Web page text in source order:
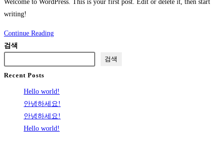
Welcome to WordPress. This is your first post. Edit or delete it, then start
writing!
Continue ReadingHello
검색
검색
Recent Posts
Hello world!
안녕하세요!
안녕하세요!
Hello world!